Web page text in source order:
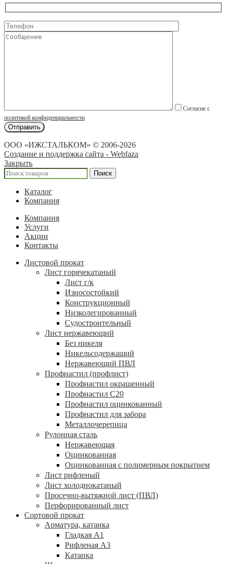
Согласие с
политикой конфиденциальности
ООО «ИЖСТАЛЬКОМ» © 2006-2026
Создание и поддержка сайта - Webfaza
Закрыть
Поиск
Каталог
Компания
Компания
Услуги
Акции
Контакты
Листовой прокат
Лист горячекатаный
Лист г/к
Износостойкий
Конструкционный
Низколегированный
Судостроительный
Лист нержавеющий
Без никеля
Никельсодержащий
Нержавеющий ПВЛ
Профнастил (профлист)
Профнастил окрашенный
Профнастил С20
Профнастил оцинкованный
Профнастил для забора
Металлочерепица
Рулонная сталь
Нержавеющая
Оцинкованная
Оцинкованная с полимерным покрытием
Лист рифленый
Лист холоднокатаный
Просечно-вытяжной лист (ПВЛ)
Перфорированный лист
Сортовой прокат
Арматура, катанка
Гладкая А1
Рифленая А3
Катанка